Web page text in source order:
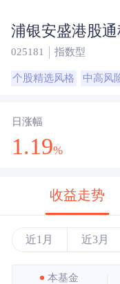
浦银安盛港股
025181 指数型
个股精选风格 中高风
日涨幅
1.19%
收益走势
近1月 近3月
本基金